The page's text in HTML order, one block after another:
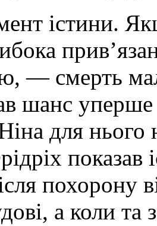
істини.
— смерть
шанс уперше
для нього
показав
похорону
а коли та